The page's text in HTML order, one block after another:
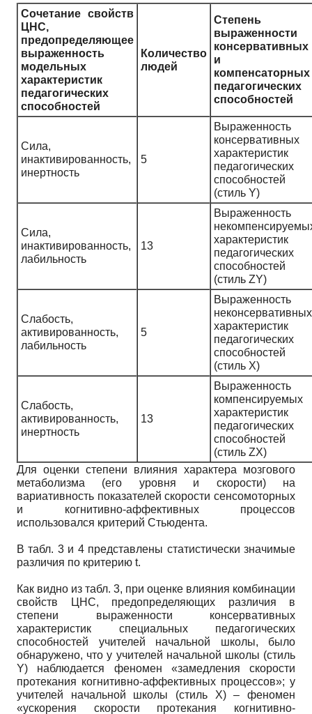
Сочетание свойств
ЦНС,
предопределяющее
выраженность
модельных
характеристик
педагогических
способностей
Количество
людей
Степень
выраженности
консервативных
и
компенсаторных
педагогических
способностей
Сила,
инактивированность,
инертность
5
Выраженность
консервативных
характеристик
педагогических
способностей
(стиль Y)
Сила,
инактивированность,
лабильность
13
Выраженность
характеристик
педагогических
способностей
(стиль ZY)
Слабость,
активированность,
лабильность
5
Выраженность
неконсервативных
характеристик
педагогических
способностей
(стиль X)
Слабость,
активированность,
инертность
13
Выраженность
компенсируемых
характеристик
педагогических
способностей
(стиль ZX)
Для оценки степени влияния характера мозгового
метаболизма (его уровня и скорости) на
вариативность показателей скорости сенсомоторных
и когнитивно-аффективных процессов
использовался критерий Стьюдента.
В табл. 3 и 4 представлены статистически значимые
различия по критерию t.
Как видно из табл. 3, при оценке влияния комбинации
свойств ЦНС, предопределяющих различия в
степени выраженности консервативных
характеристик специальных педагогических
способностей учителей начальной школы, было
обнаружено, что у учителей начальной школы (стиль
Y) наблюдается феномен «замедления скорости
протекания когнитивно-аффективных процессов»; у
учителей начальной школы (стиль X) – феномен
«ускорения скорости протекания когнитивно-